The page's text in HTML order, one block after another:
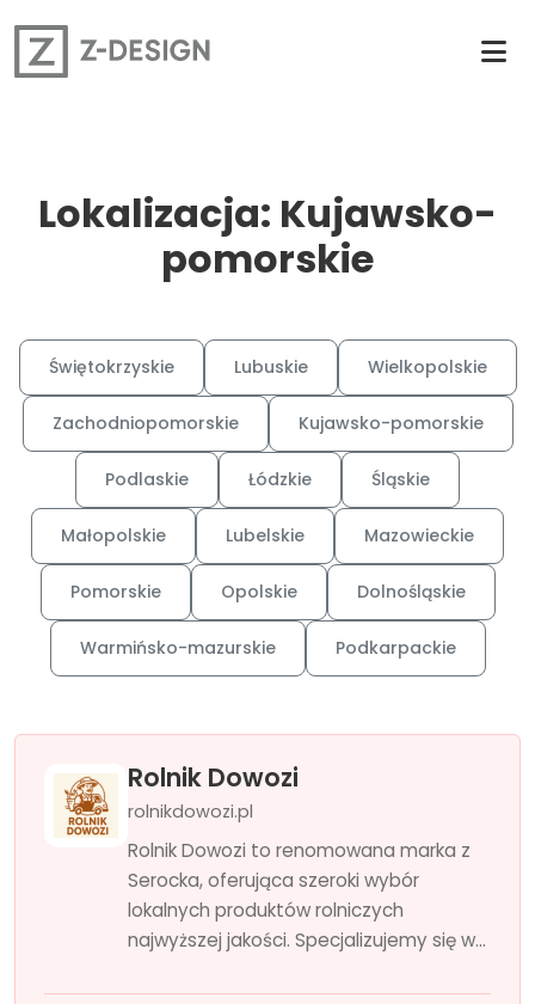
Lokalizacja: Kujawsko-
pomorskie
Świętokrzyskie Lubuskie Wielkopolskie
Zachodniopomorskie Kujawsko-pomorskie
Podlaskie Łódzkie Śląskie
Małopolskie Lubelskie Mazowieckie
Pomorskie Opolskie Dolnośląskie
Warmińsko-mazurskie Podkarpackie
Rolnik Dowozi
rolnikdowozi.pl
Rolnik Dowozi to renomowana marka z
Serocka, oferująca szeroki wybór
lokalnych produktów rolniczych
najwyższej jakości. Specjalizujemy się w...